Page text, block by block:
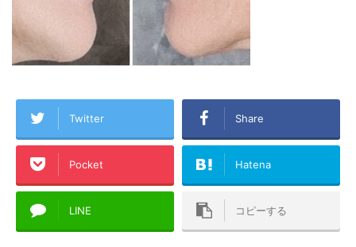
Twitter Share
Pocket Hatena
LINE コピーする